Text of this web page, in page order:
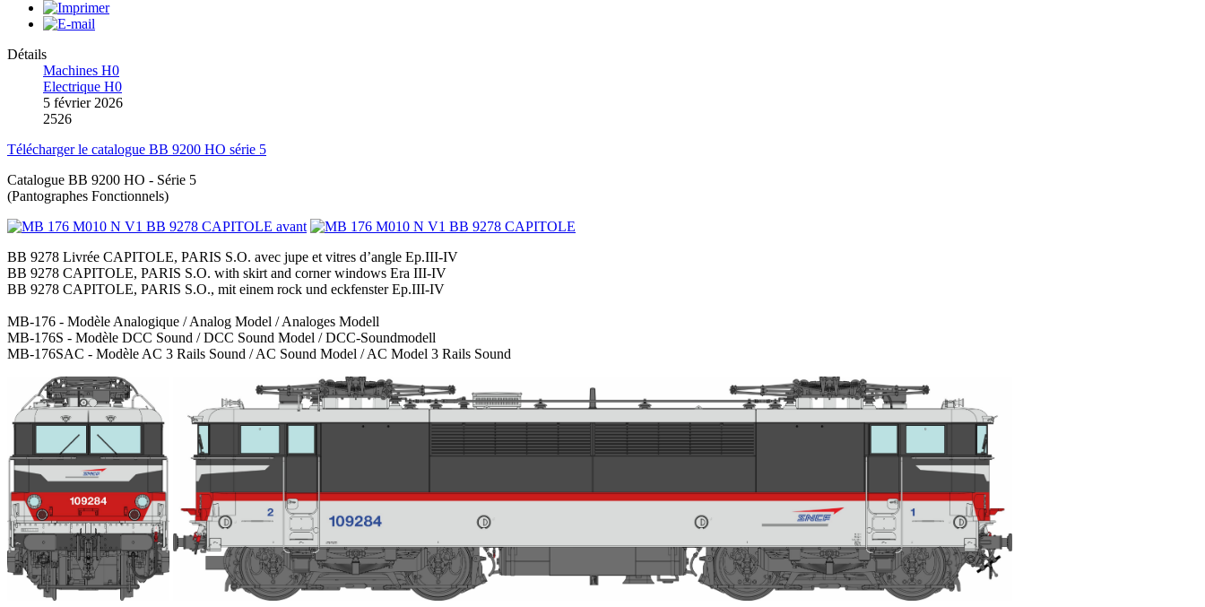
Détails
Machines H0
Electrique H0
5 février 2026
2526
Télécharger le catalogue BB 9200 HO série 5
Catalogue BB 9200 HO - Série 5
(Pantographes Fonctionnels)
BB 9278 Livrée CAPITOLE, PARIS S.O. avec jupe et vitres d’angle Ep.III-IV
BB 9278 CAPITOLE, PARIS S.O. with skirt and corner windows Era III-IV
BB 9278 CAPITOLE, PARIS S.O., mit einem rock und eckfenster Ep.III-IV
MB-176 - Modèle Analogique / Analog Model / Analoges Modell
MB-176S - Modèle DCC Sound / DCC Sound Model / DCC-Soundmodell
MB-176SAC - Modèle AC 3 Rails Sound / AC Sound Model / AC Model 3 Rails Sound